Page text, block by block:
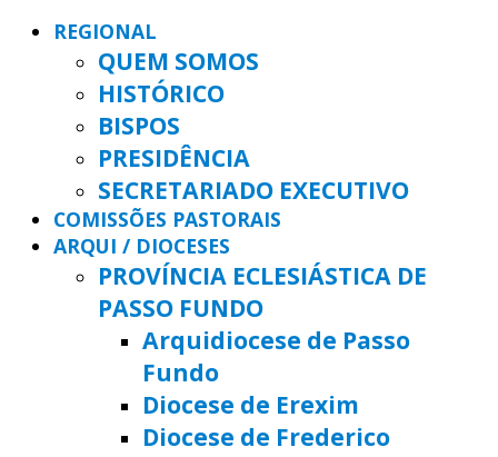
REGIONAL
QUEM SOMOS
HISTÓRICO
BISPOS
PRESIDÊNCIA
SECRETARIADO EXECUTIVO
COMISSÕES PASTORAIS
ARQUI / DIOCESES
PROVÍNCIA ECLESIÁSTICA DE
PASSO FUNDO
Arquidiocese de Passo
Fundo
Diocese de Erexim
Diocese de Frederico